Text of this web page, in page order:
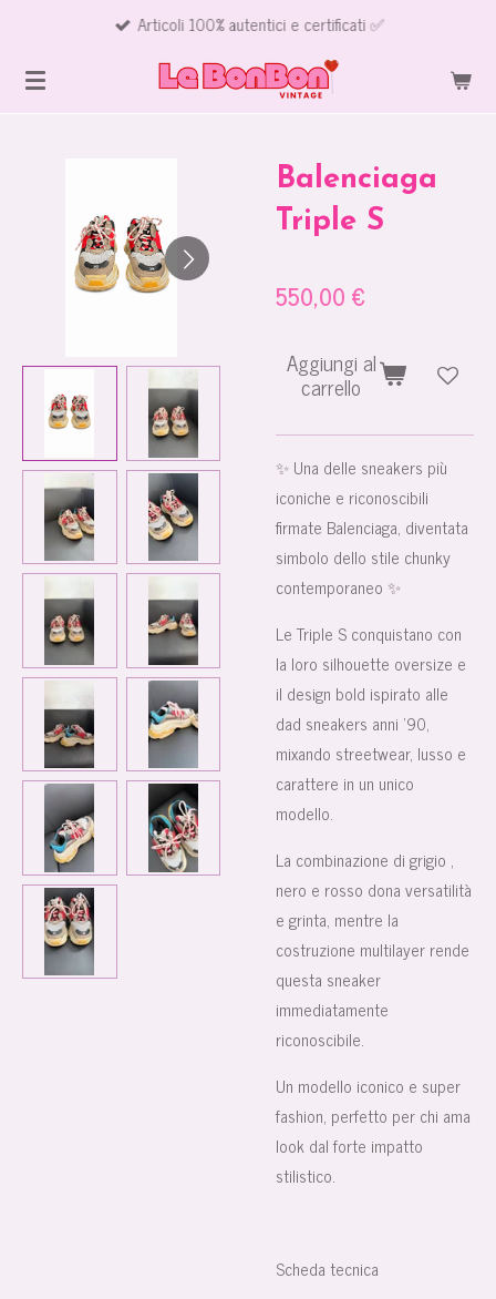
contenuto
principale
Articoli 100% autentici e certificati ✅
Balenciaga
Triple S
550,00 €
Aggiungi al
carrello
✨ Una delle sneakers più
iconiche e riconoscibili
firmate Balenciaga, diventata
simbolo dello stile chunky
contemporaneo ✨
Le Triple S conquistano con
la loro silhouette oversize e
il design bold ispirato alle
dad sneakers anni ’90,
mixando streetwear, lusso e
carattere in un unico
modello.
La combinazione di grigio ,
nero e rosso dona versatilità
e grinta, mentre la
costruzione multilayer rende
questa sneaker
immediatamente
riconoscibile.
Un modello iconico e super
fashion, perfetto per chi ama
look dal forte impatto
stilistico.
Scheda tecnica